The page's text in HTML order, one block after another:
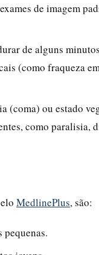
de imagem
de alguns
(como fraqueza
(coma) ou estado
como paralisia,
MedlinePlus, são: